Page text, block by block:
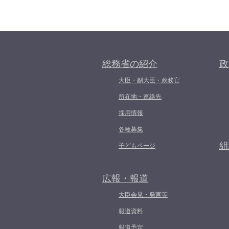
総務省の紹介
大臣・副大臣・政務官
所在地・連絡先
採用情報
各種募集
子どもページ
広報・報道
大臣会見・発言等
報道資料
報道予定